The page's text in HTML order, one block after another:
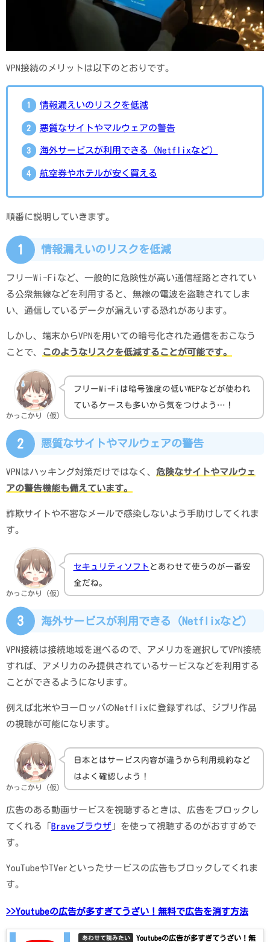
VPN接続のメリットは以下のとおりです。
情報漏えいのリスクを低減
悪質なサイトやマルウェアの警告
海外サービスが利用できる（Netflixなど）
航空券やホテルが安く買える
順番に説明していきます。
1 情報漏えいのリスクを低減
フリーWi-Fiなど、一般的に危険性が高い通信経路とされてい
る公衆無線などを利用すると、無線の電波を盗聴されてしま
い、通信しているデータが漏えいする恐れがあります。
しかし、端末からVPNを用いての暗号化された通信をおこなう
ことで、
このようなリスクを低減することが可能です。
かっこかり（仮）
フリーWi-Fiは暗号強度の低いWEPなどが使われ
ているケースも多いから気をつけよう…！
2 悪質なサイトやマルウェアの警告
VPNはハッキング対策だけではなく、 危険なサイトやマルウェ
アの警告機能も備えています。
詐欺サイトや不審なメールで感染しないよう手助けしてくれま
す。
かっこかり（仮）
セキュリティソフト とあわせて使うのが一番安
全だね。
3 海外サービスが利用できる（Netflixなど）
VPN接続は接続地域を選べるので、アメリカを選択してVPN接続
すれば、アメリカのみ提供されているサービスなどを利用する
ことができるようになります。
例えば北米やヨーロッパのNetflixに登録すれば、ジブリ作品
の視聴が可能になります。
かっこかり（仮）
日本とはサービス内容が違うから利用規約など
はよく確認しよう！
広告のある動画サービスを視聴するときは、広告をブロックし
てくれる「Braveブラウザ 」を使って視聴するのがおすすめで
す。
YouTubeやTVerといったサービスの広告もブロックしてくれま
す。
>>Youtubeの広告が多すぎてうざい！無料で広告を消す方法
あわせて読みたい
Youtubeの広告が多すぎてうざい！無